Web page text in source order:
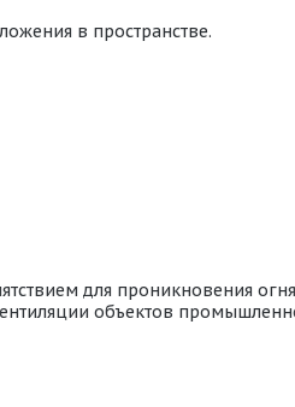
в пространстве.
для проникновения
объектов